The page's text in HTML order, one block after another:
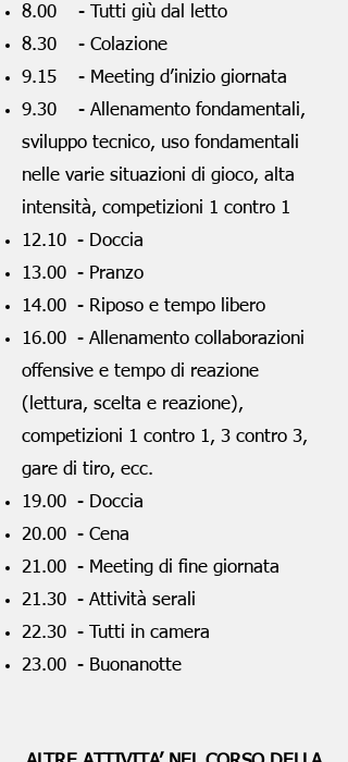
8.00 - Tutti giù dal letto
8.30 - Colazione
9.15 - Meeting d’inizio giornata
9.30 - Allenamento fondamentali,
sviluppo tecnico, uso fondamentali
nelle varie situazioni di gioco, alta
intensità, competizioni 1 contro 1
12.10 - Doccia
13.00 - Pranzo
14.00 - Riposo e tempo libero
16.00 - Allenamento collaborazioni
offensive e tempo di reazione
(lettura, scelta e reazione),
competizioni 1 contro 1, 3 contro 3,
gare di tiro, ecc.
19.00 - Doccia
20.00 - Cena
21.00 - Meeting di fine giornata
21.30 - Attività serali
22.30 - Tutti in camera
23.00 - Buonanotte